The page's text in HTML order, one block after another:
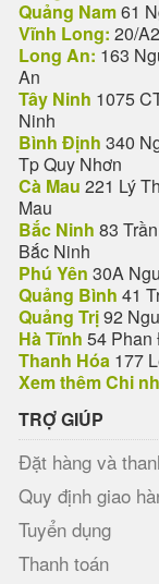
Quảng Nam61
Vĩnh Long: 20/
Long An: 163
An
Tây Ninh 1075
Ninh
Bình Định 340
Tp Quy Nhơn
Cà Mau 221 Lý
Mau
Bắc Ninh 83
Bắc Ninh
Phú Yên 30A
Quảng Bình 41
Quảng Trị92
Hà Tĩnh 54 Phan
Thanh Hóa 177
Xem thêm Chi
TRỢ GIÚP
Đặt hàng và
Quy định giao
Tuyển dụng
Thanh toán